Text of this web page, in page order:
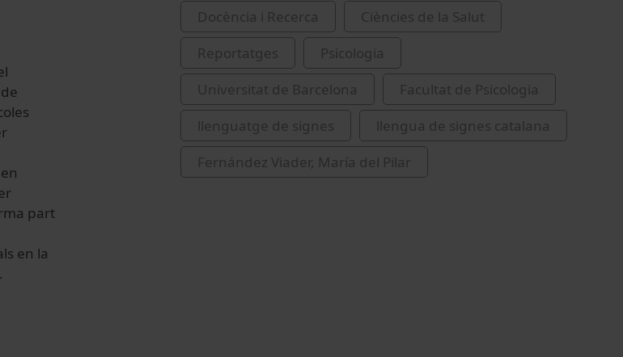
part
en la
Docència i Recerca
Ciències de la Salut
Reportatges
Psicologia
Universitat de Barcelona
Facultat de Psicologia
llenguatge de signes
llengua de signes catalana
Fernández Viader, María del Pilar